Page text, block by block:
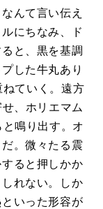
んて言い伝え
にちなみ、ド
と、黒を基調
した牛丸あり
ていく。遠方
、ホリエマム
と鳴り出す。オ
。微々たる震
ると押しかか
れない。しか
いった形容が